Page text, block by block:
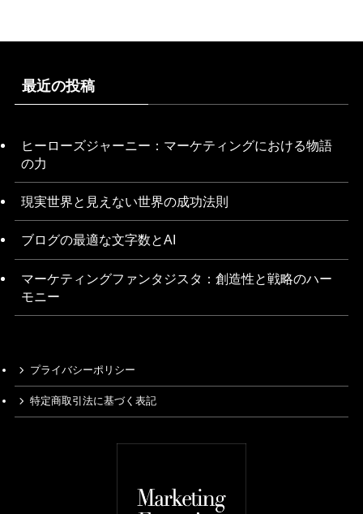
最近の投稿
ヒーローズジャーニー：マーケティングにおける物語
の力
現実世界と見えない世界の成功法則
ブログの最適な文字数とAI
マーケティングファンタジスタ：創造性と戦略のハー
モニー
プライバシーポリシー
特定商取引法に基づく表記